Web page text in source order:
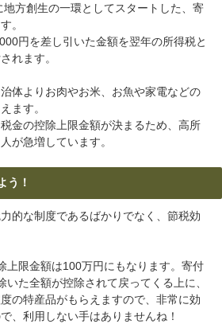
方創生の一環としてスタートした、寄
。
円を差し引いた金額を翌年の所得税と
れます。
体よりお肉やお米、お魚や家電などの
ます。
金の控除上限金額が決まるため、高所
が急増しています。
う！
的な制度であるばかりでなく、節税効
上限金額は100万円にもなります。寄付
た全額が控除されて戻ってくる上に、
の特産品がもらえますので、非常に効
、利用しない手はありませんね！